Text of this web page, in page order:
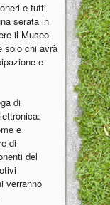
e tutti
serata in
il Museo
solo chi avrà
e
di
e
di
del
verranno